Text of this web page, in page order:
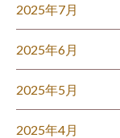
2025年7月
2025年6月
2025年5月
2025年4月